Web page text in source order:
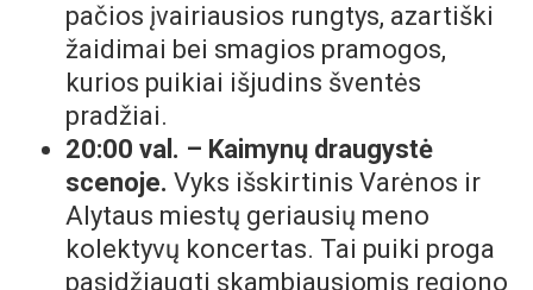
pačios įvairiausios rungtys, azartiški
žaidimai bei smagios pramogos,
kurios puikiai išjudins šventės
pradžiai.
20:00 val. – Kaimynų draugystė
scenoje. Vyks išskirtinis Varėnos ir
Alytaus miestų geriausių meno
kolektyvų koncertas. Tai puiki proga
pasidžiaugti skambiausiomis regiono